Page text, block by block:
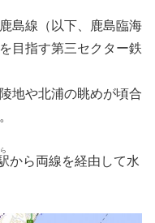
島線（以下、鹿島臨海
目指す第三セクター鉄
地や北浦の眺めが頃合
から両線を経由して水